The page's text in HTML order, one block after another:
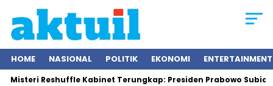
HOME NASIONAL POLITIK EKONOMI ENTERTAINMENT
Reshuffle Kabinet Terungkap: Presiden Prabowo Subianto